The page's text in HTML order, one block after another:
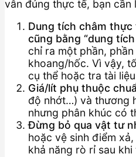
vẫn đúng thực tế, bạn cần
Dung tích châm
cũng bằng “dung tích
chỉ ra một phần,
khoang/hốc. Vì vậy,
cụ thể hoặc tra tài
Giá/lít phụ thuộc
độ nhớt…) và thương
nhưng phân khúc có
Đừng bỏ qua vật tư
hoặc vệ sinh điểm
khả năng rò rỉ sau khi